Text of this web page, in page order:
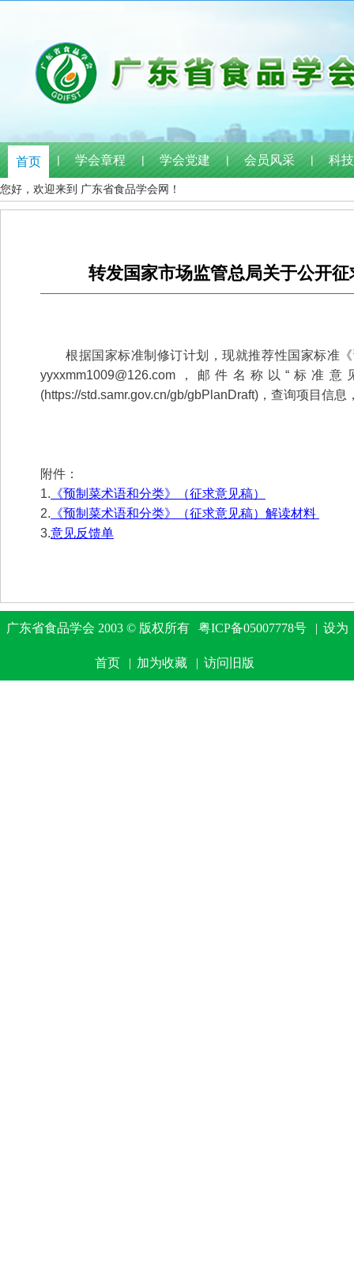
首页 | 学会章程 | 学会党建 | 会员风采 | 科
您好，欢迎来到 广东省食品学会网！
转发国家市场监管总局关于公开
根据国家标准制修订计划，现就推荐性国家标准
yyxxmm1009@126.com，邮件名称以“标
(https://std.samr.gov.cn/gb/gbPlanDraft)，查询项目信
附件：
1. 《预制菜术语和分类》（征求意见稿）
2. 《预制菜术语和分类》（征求意见稿）解读材料
3.意见反馈单
广东省食品学会 2003 © 版权所有 粤ICP备05007778号 | 设为
首页 | 加为收藏 | 访问旧版